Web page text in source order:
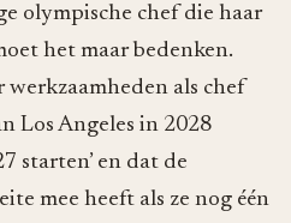
olympische chef die haar
het maar bedenken.
als chef
Los Angeles in 2028
starten’ en dat de
mee heeft als ze nog één